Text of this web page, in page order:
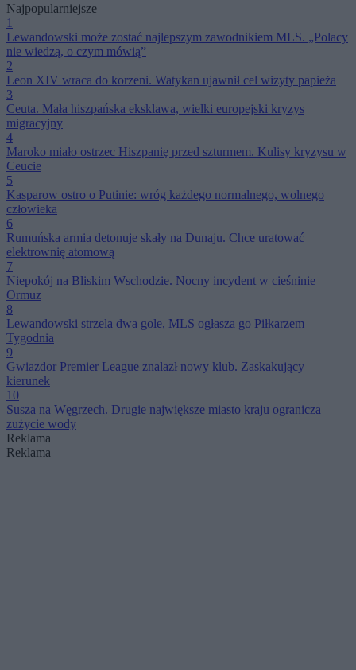
Najpopularniejsze
1
Lewandowski może zostać najlepszym zawodnikiem MLS. „Polacy
nie wiedzą, o czym mówią”
2
Leon XIV wraca do korzeni. Watykan ujawnił cel wizyty papieża
3
Ceuta. Mała hiszpańska eksklawa, wielki europejski kryzys
migracyjny
4
Maroko miało ostrzec Hiszpanię przed szturmem. Kulisy kryzysu w
Ceucie
5
Kasparow ostro o Putinie: wróg każdego normalnego, wolnego
człowieka
6
Rumuńska armia detonuje skały na Dunaju. Chce uratować
elektrownię atomową
7
Niepokój na Bliskim Wschodzie. Nocny incydent w cieśninie
Ormuz
8
Lewandowski strzela dwa gole, MLS ogłasza go Piłkarzem
Tygodnia
9
Gwiazdor Premier League znalazł nowy klub. Zaskakujący
kierunek
10
Susza na Węgrzech. Drugie największe miasto kraju ogranicza
zużycie wody
Reklama
Reklama